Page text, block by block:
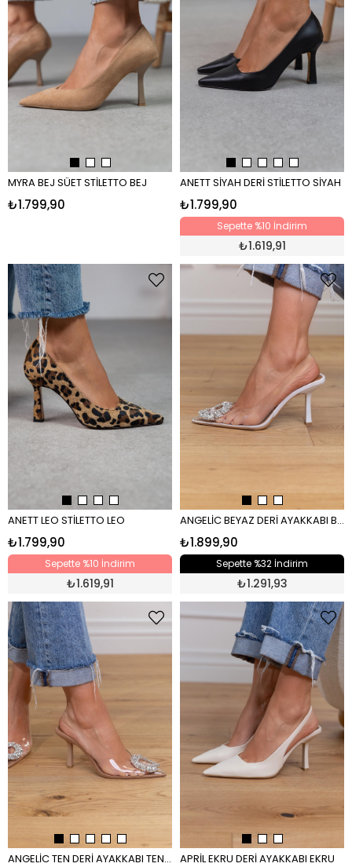
MYRA BEJ SÜET STİLETTO BEJ
₺1.799,90
ANETT SİYAH DERİ STİLETTO SİYAH
₺1.799,90
Sepette %10 İndirim
₺1.619,91
ANETT LEO STİLETTO LEO
₺1.799,90
Sepette %10 İndirim
₺1.619,91
ANGELİC BEYAZ DERİ AYAKKABI BEYAZ
₺1.899,90
Sepette %32 İndirim
₺1.291,93
ANGELİC TEN DERİ AYAKKABI TEN DERİ APRİL EKRU DERİ AYAKKABI EKRU